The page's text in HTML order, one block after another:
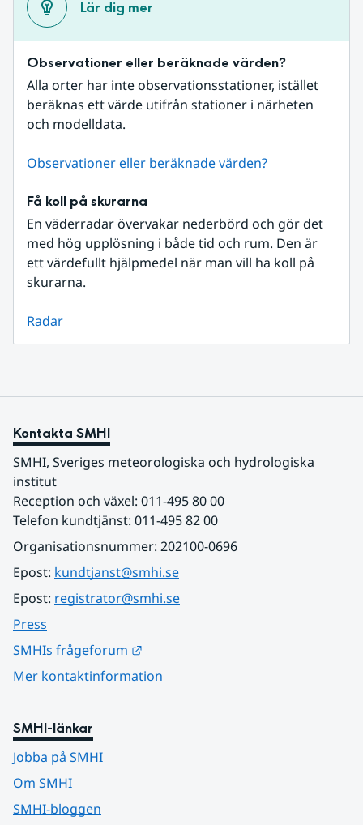
Lär dig mer
Observationer eller beräknade värden?
Alla orter har inte observationsstationer, istället
beräknas ett värde utifrån stationer i närheten
och modelldata.
Observationer eller beräknade värden?
Få koll på skurarna
En väderradar övervakar nederbörd och gör det
med hög upplösning i både tid och rum. Den är
ett värdefullt hjälpmedel när man vill ha koll på
skurarna.
Radar
Kontakta SMHI
SMHI, Sveriges meteorologiska och hydrologiska
institut
Reception och växel: 011-495 80 00
Telefon kundtjänst: 011-495 82 00
Organisationsnummer: 202100-0696
Epost: kundtjanst@smhi.se
Epost: registrator@smhi.se
Press
SMHIs frågeforum
Mer kontaktinformation
SMHI-länkar
Jobba på SMHI
Om SMHI
SMHI-bloggen